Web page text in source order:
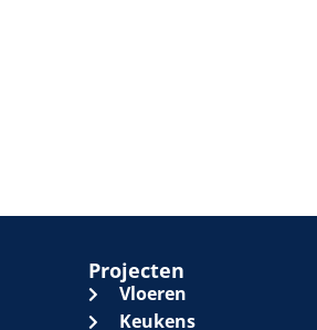
Projecten
Vloeren
Keukens